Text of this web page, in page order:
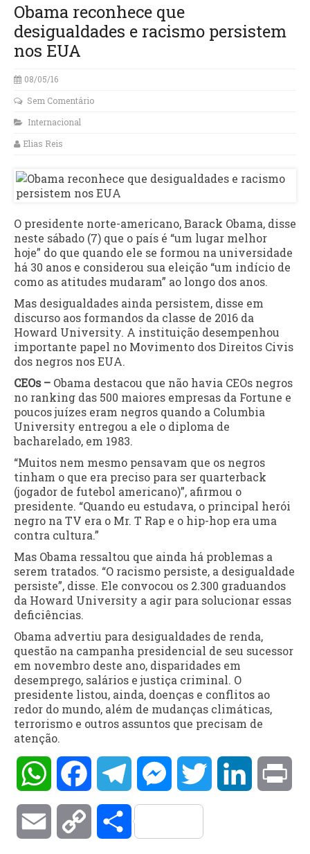
Obama reconhece que
desigualdades e racismo persistem
nos EUA
08/05/16
Sem Comentário
Internacional
Elias Reis
O presidente norte-americano, Barack Obama, disse
neste sábado (7) que o país é “um lugar melhor
hoje” do que quando ele se formou na universidade
há 30 anos e considerou sua eleição “um indício de
como as atitudes mudaram” ao longo dos anos.
Mas desigualdades ainda persistem, disse em
discurso aos formandos da classe de 2016 da
Howard University. A instituição desempenhou
importante papel no Movimento dos Direitos Civis
dos negros nos EUA.
CEOs – Obama destacou que não havia CEOs negros
no ranking das 500 maiores empresas da Fortune e
poucos juízes eram negros quando a Columbia
University entregou a ele o diploma de
bacharelado, em 1983.
“Muitos nem mesmo pensavam que os negros
tinham o que era preciso para ser quarterback
(jogador de futebol americano)”, afirmou o
presidente. “Quando eu estudava, o principal herói
negro na TV era o Mr. T Rap e o hip-hop era uma
contra cultura.”
Mas Obama ressaltou que ainda há problemas a
serem tratados. “O racismo persiste, a desigualdade
persiste”, disse. Ele convocou os 2.300 graduandos
da Howard University a agir para solucionar essas
deficiências.
Obama advertiu para desigualdades de renda,
questão na campanha presidencial de seu sucessor
em novembro deste ano, disparidades em
desemprego, salários e justiça criminal. O
presidente listou, ainda, doenças e conflitos ao
redor do mundo, além de mudanças climáticas,
terrorismo e outros assuntos que precisam de
atenção.
WhatsAppFacebookTelegramMessengerTwitter LinkedIn
Email Copy Compartilhar